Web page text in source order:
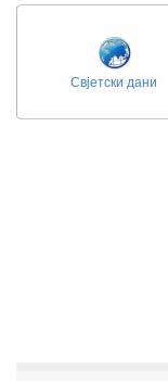
Свјетски дани